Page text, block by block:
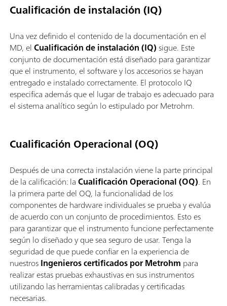
Cualificación de instalación (IQ)
Una vez definido el contenido de la documentación en el
MD, elCualificación de instalación (IQ)sigue. Este
conjunto de documentación está diseñado para garantizar
que el instrumento, el software y los accesorios se hayan
entregado e instalado correctamente. El protocolo IQ
especifica además que el lugar de trabajo es adecuado para
el sistema analítico según lo estipulado por Metrohm.
Cualificación Operacional (OQ)
Después de una correcta instalación viene la parte principal
de la calificación: laCualificación Operacional (OQ). En
la primera parte del OQ, la funcionalidad de los
componentes de hardware individuales se prueba y evalúa
de acuerdo con un conjunto de procedimientos. Esto es
para garantizar que el instrumento funcione perfectamente
según lo diseñado y que sea seguro de usar. Tenga la
seguridad de que puede confiar en la experiencia de
nuestrosIngenieros certificados por Metrohm para
realizar estas pruebas exhaustivas en sus instrumentos
utilizando las herramientas calibradas y certificadas
necesarias.